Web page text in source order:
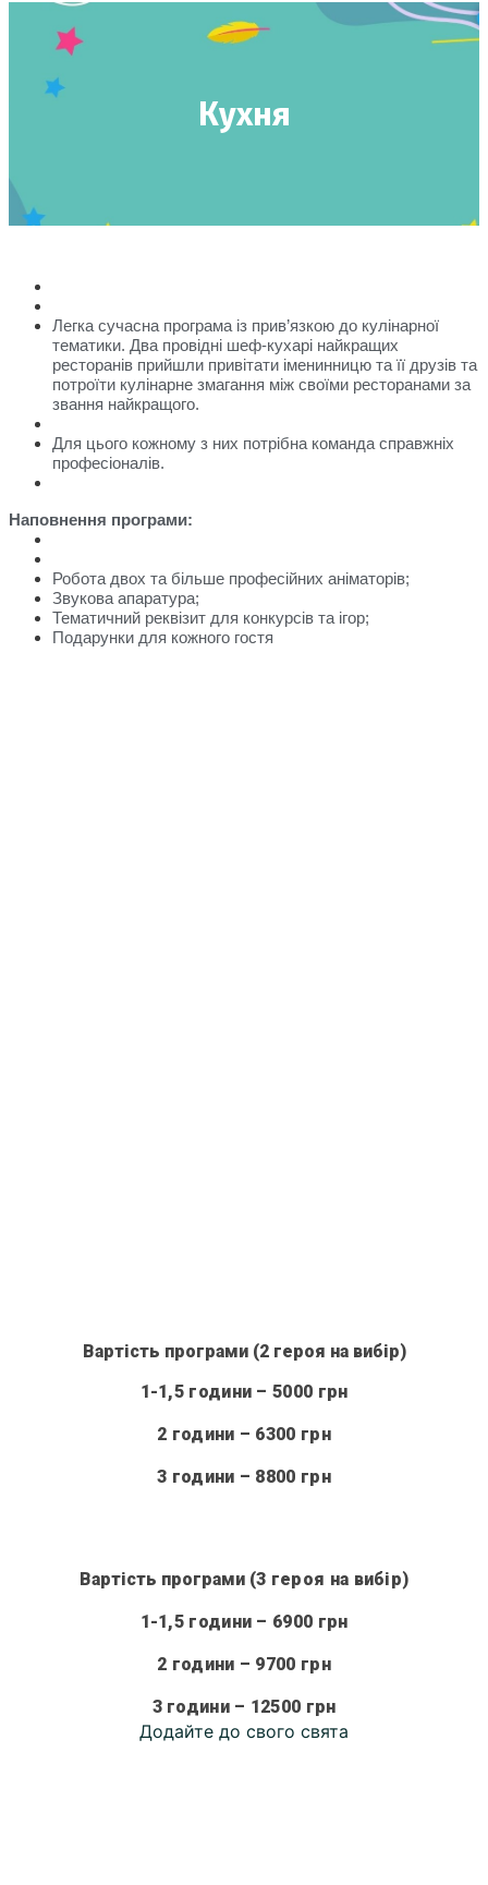
Кухня
Легка сучасна програма із прив’язкою до кулінарної
тематики. Два провідні шеф-кухарі найкращих
ресторанів прийшли привітати іменинницю та її друзів та
потроїти кулінарне змагання між своїми ресторанами за
звання найкращого.
Для цього кожному з них потрібна команда справжніх
професіоналів.
Наповнення програми:
Робота двох та більше професійних аніматорів;
Звукова апаратура;
Тематичний реквізит для конкурсів та ігор;
Подарунки для кожного гостя
Вартість програми (2 героя на вибір)
1-1,5 години – 5000 грн
2 години – 6300 грн
3 години – 8800 грн
Вартість програми(3 героя на вибір)
1-1,5 години – 6900 грн
2 години – 9700 грн
3 години – 12500 грн
Додайте до свого свята